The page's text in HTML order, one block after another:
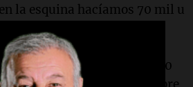
la esquina hacíamos 70 mil u
laburábamos lindo, nos
para todos los gastos y
mi casa. Un día flojo son 20